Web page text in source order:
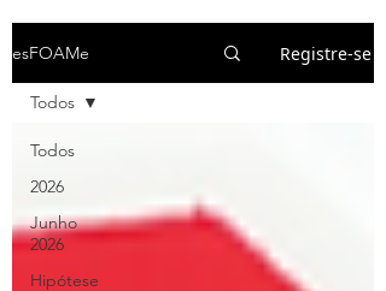
esFOAMe Registre-se
Todos
2026
Junho
2026
Hipótese
Todos